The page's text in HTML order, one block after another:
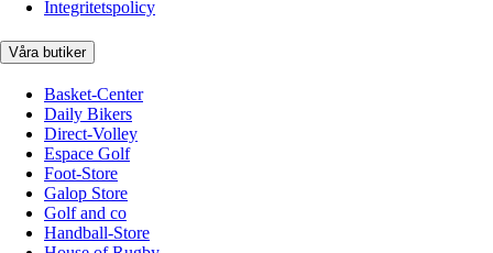
Integritetspolicy
Våra butiker
Basket-Center
Daily Bikers
Direct-Volley
Espace Golf
Foot-Store
Galop Store
Golf and co
Handball-Store